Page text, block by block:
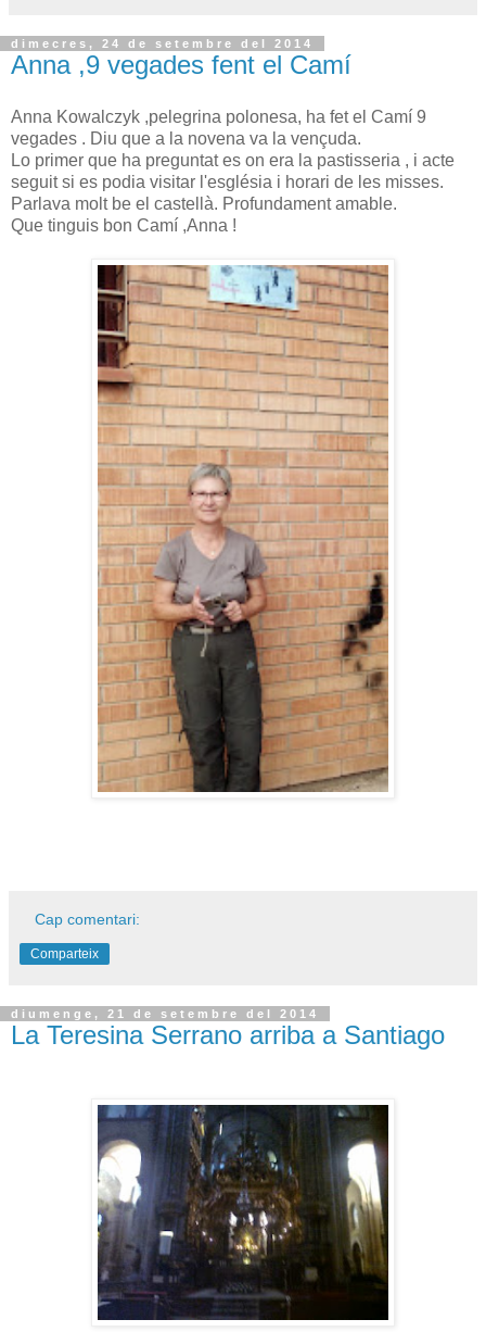
dimecres, 24 de setembre del 2014
Anna ,9 vegades fent el Camí
Anna Kowalczyk ,pelegrina polonesa, ha fet el Camí 9
vegades . Diu que a la novena va la vençuda.
Lo primer que ha preguntat es on era la pastisseria , i acte
seguit si es podia visitar l'església i horari de les misses.
Parlava molt be el castellà. Profundament amable.
Que tinguis bon Camí ,Anna !
Cap comentari:
Comparteix
diumenge, 21 de setembre del 2014
La Teresina Serrano arriba a Santiago